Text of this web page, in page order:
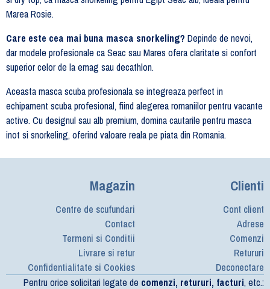
Marea Rosie.
Care este cea mai buna masca snorkeling? Depinde de nevoi,
dar modele profesionale ca Seac sau Mares ofera claritate si confort
superior celor de la emag sau decathlon.
Aceasta masca scuba profesionala se integreaza perfect in
echipament scuba profesional, fiind alegerea romaniilor pentru vacante
active. Cu designul sau alb premium, domina cautarile pentru masca
inot si snorkeling, oferind valoare reala pe piata din Romania.
Magazin
Centre de scufundari
Contact
Termeni si Conditii
Livrare si retur
Confidentialitate si Cookies
Clienti
Cont client
Adrese
Comenzi
Retururi
Deconectare
Pentru orice solicitari legate de comenzi, retururi, facturi, etc.: